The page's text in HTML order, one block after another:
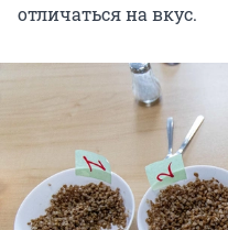
отличаться на вкус.